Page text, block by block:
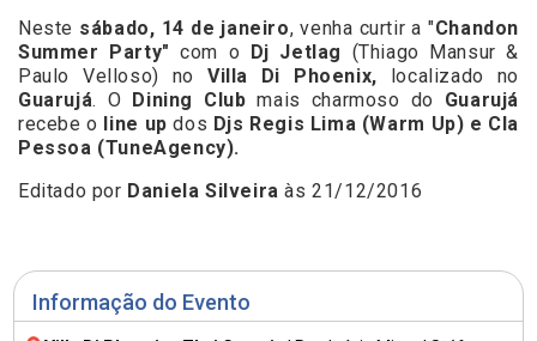
Informação do Evento
Neste sábado, 14 de janeiro, venha curtir a "Chandon
Summer Party" com o Dj Jetlag (Thiago Mansur &
Paulo Velloso) no Villa Di Phoenix, localizado no
Guarujá. O Dining Club mais charmoso do Guarujá
recebe o
line updos Djs Regis Lima (Warm Up) e Cla
Pessoa (TuneAgency).
Editado por Daniela Silveira às 21/12/2016